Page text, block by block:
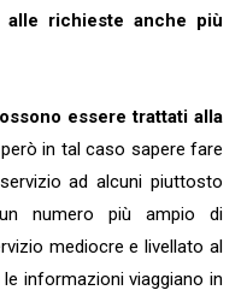
alle richieste anche più
essere trattati alla
in tal caso sapere fare
ad alcuni piuttosto
numero più ampio di
mediocre e livellato al
informazioni viaggiano in